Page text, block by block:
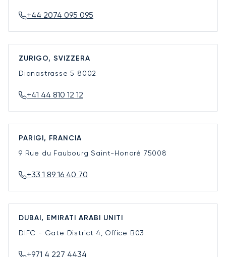
+44 2074 095 095
ZURIGO, SVIZZERA
Dianastrasse 5 8002
+41 44 810 12 12
PARIGI, FRANCIA
9 Rue du Faubourg Saint-Honoré 75008
+33 1 89 16 40 70
DUBAI, EMIRATI ARABI UNITI
DIFC - Gate District 4, Office B03
+971 4 227 4434